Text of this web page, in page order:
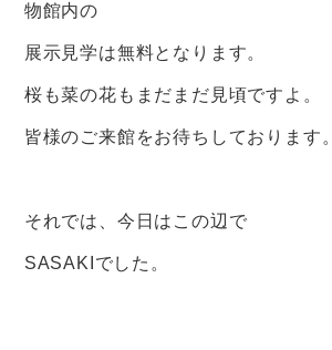
物館内の
展示見学は無料となります。
桜も菜の花もまだまだ見頃ですよ。
皆様のご来館をお待ちしております。
それでは、今日はこの辺で
SASAKIでした。